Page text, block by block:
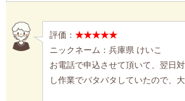
評価： ★★★★★
ニックネーム：兵庫県 けいこ
お電話で申込させて頂いて、翌日
し作業でバタバタしていたので、